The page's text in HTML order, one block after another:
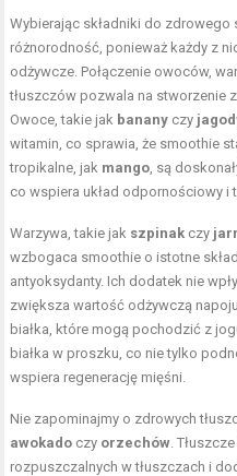
Wybierając składniki do
różnorodność, ponieważ każdy z
odżywcze. Połączenie owoców,
tłuszczów pozwala na stworzenie
Owoce, takie jak banany czy
witamin, co sprawia, że smoothie
tropikalne, jak mango, są
co wspiera układ odpornościowy i
Warzywa, takie jak szpinak czy
wzbogaca smoothie o istotne
antyoksydanty. Ich dodatek nie
zwiększa wartość odżywczą
białka, które mogą pochodzić z
białka w proszku, co nie tylko
wspiera regenerację mięśni.
Nie zapominajmy o zdrowych
awokado czy orzechów.
rozpuszczalnych w tłuszczach i